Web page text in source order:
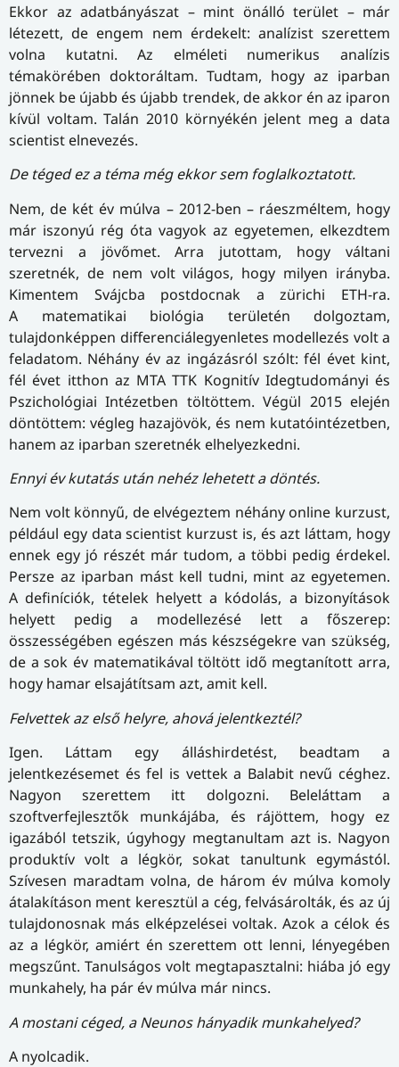
Ekkor az adatbányászat – mint önálló terület – már
létezett, de engem nem érdekelt: analízist szerettem
volna kutatni. Az elméleti numerikus analízis
témakörében doktoráltam. Tudtam, hogy az iparban
jönnek be újabb és újabb trendek, de akkor én az iparon
kívül voltam. Talán 2010 környékén jelent meg a data
scientist elnevezés.
De téged ez a téma még ekkor sem foglalkoztatott.
Nem, de két év múlva – 2012-ben – ráeszméltem, hogy
már iszonyú rég óta vagyok az egyetemen, elkezdtem
tervezni a jövőmet. Arra jutottam, hogy váltani
szeretnék, de nem volt világos, hogy milyen irányba.
Kimentem Svájcba postdocnak a zürichi ETH-ra.
A matematikai biológia területén dolgoztam,
tulajdonképpen differenciálegyenletes modellezés volt a
feladatom. Néhány év az ingázásról szólt: fél évet kint,
fél évet itthon az MTA TTK Kognitív Idegtudományi és
Pszichológiai Intézetben töltöttem. Végül 2015 elején
döntöttem: végleg hazajövök, és nem kutatóintézetben,
hanem az iparban szeretnék elhelyezkedni.
Ennyi év kutatás után nehéz lehetett a döntés.
Nem volt könnyű, de elvégeztem néhány online kurzust,
például egy data scientist kurzust is, és azt láttam, hogy
ennek egy jó részét már tudom, a többi pedig érdekel.
Persze az iparban mást kell tudni, mint az egyetemen.
A definíciók, tételek helyett a kódolás, a bizonyítások
helyett pedig a modellezésé lett a főszerep:
összességében egészen más készségekre van szükség,
de a sok év matematikával töltött idő megtanított arra,
hogy hamar elsajátítsam azt, amit kell.
Felvettek az első helyre, ahová jelentkeztél?
Igen. Láttam egy álláshirdetést, beadtam a
jelentkezésemet és fel is vettek a Balabit nevű céghez.
Nagyon szerettem itt dolgozni. Beleláttam a
szoftverfejlesztők munkájába, és rájöttem, hogy ez
igazából tetszik, úgyhogy megtanultam azt is. Nagyon
produktív volt a légkör, sokat tanultunk egymástól.
Szívesen maradtam volna, de három év múlva komoly
átalakításon ment keresztül a cég, felvásárolták, és az új
tulajdonosnak más elképzelései voltak. Azok a célok és
az a légkör, amiért én szerettem ott lenni, lényegében
megszűnt. Tanulságos volt megtapasztalni: hiába jó egy
munkahely, ha pár év múlva már nincs.
A mostani céged, a Neunos hányadik munkahelyed?
A nyolcadik.